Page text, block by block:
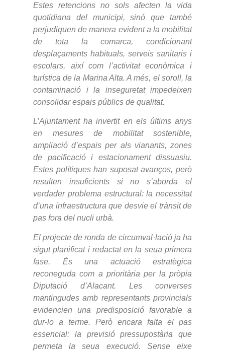
Estes retencions no sols afecten la vida
quotidiana del municipi, sinó que també
perjudiquen de manera evident a la mobilitat
de tota la comarca, condicionant
desplaçaments habituals, serveis sanitaris i
escolars, així com l’activitat econòmica i
turística de la Marina Alta. A més, el soroll, la
contaminació i la inseguretat impedeixen
consolidar espais públics de qualitat.
L’Ajuntament ha invertit en els últims anys
en mesures de mobilitat sostenible,
ampliació d’espais per als vianants, zones
de pacificació i estacionament dissuasiu.
Estes polítiques han suposat avanços, però
resulten insuficients si no s’aborda el
verdader problema estructural: la necessitat
d’una infraestructura que desvie el trànsit de
pas fora del nucli urbà.
El projecte de ronda de circumval·lació ja ha
sigut planificat i redactat en la seua primera
fase. És una actuació estratègica
reconeguda com a prioritària per la pròpia
Diputació d’Alacant. Les converses
mantingudes amb representants provincials
evidencien una predisposició favorable a
dur-lo a terme. Però encara falta el pas
essencial: la previsió pressupostària que
permeta la seua execució. Sense eixe